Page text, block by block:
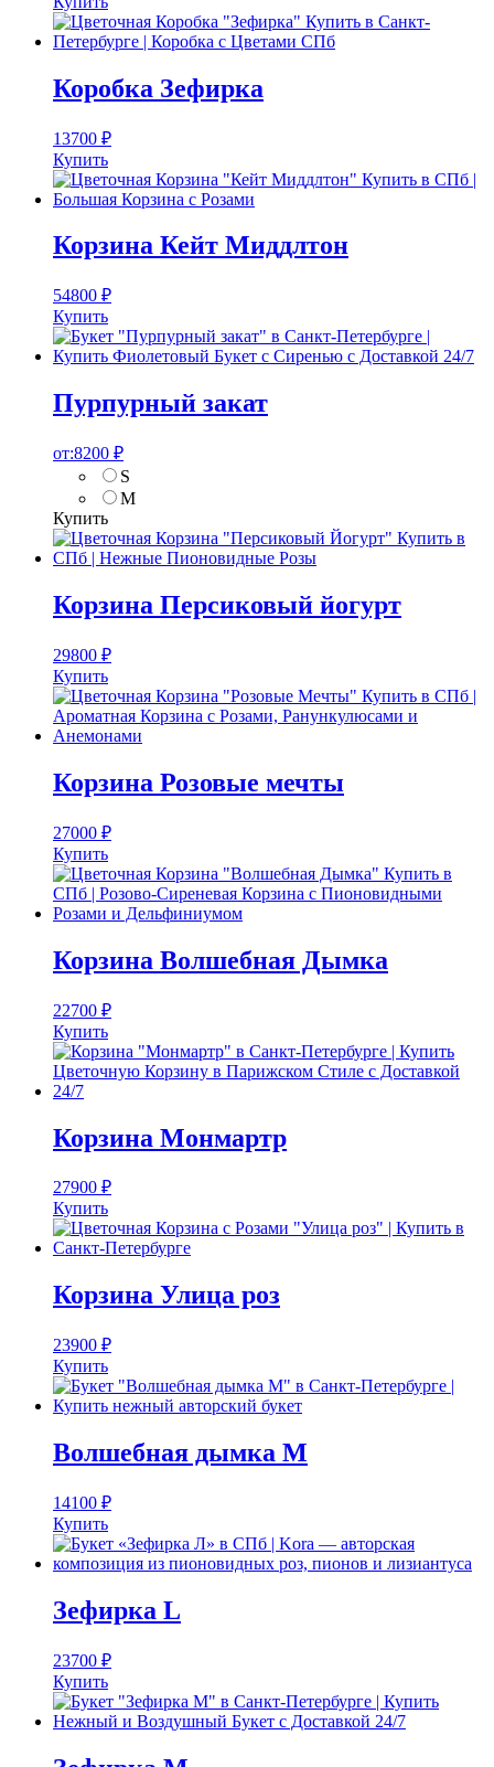
Коробка Зефирка
13700 ₽
Купить
Корзина Кейт Миддлтон
54800 ₽
Купить
Пурпурный закат
от:8200 ₽
S
M
Купить
Корзина Персиковый йогурт
29800 ₽
Купить
Корзина Розовые мечты
27000 ₽
Купить
Корзина Волшебная Дымка
22700 ₽
Купить
Корзина Монмартр
27900 ₽
Купить
Корзина Улица роз
23900 ₽
Купить
Волшебная дымка M
14100 ₽
Купить
Зефирка L
23700 ₽
Купить